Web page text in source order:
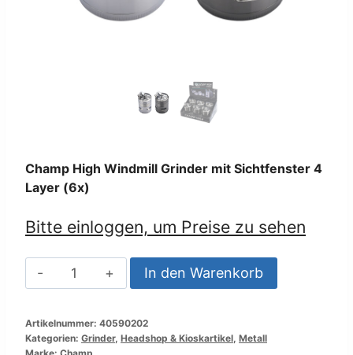
Champ High Windmill Grinder mit Sichtfenster 4
Layer (6x)
Bitte einloggen, um Preise zu sehen
Champ
High
Grinder
In den Warenkorb
Artikelnummer: 40590202
Kategorien: Grinder, Headshop & Kioskartikel Metall
Marke: Champ